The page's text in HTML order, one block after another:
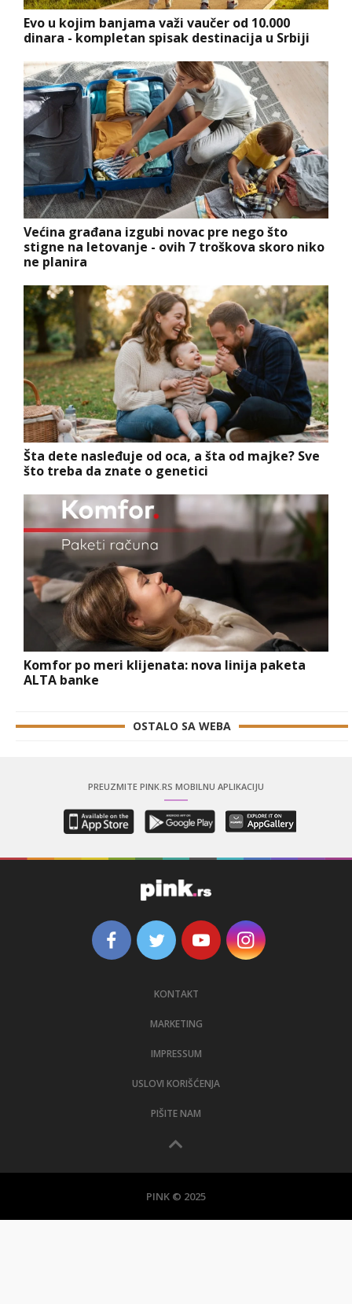
Evo u kojim banjama važi vaučer od 10.000
dinara - kompletan spisak destinacija u Srbiji
Većina građana izgubi novac pre nego što
stigne na letovanje - ovih 7 troškova skoro niko
ne planira
Šta dete nasleđuje od oca, a šta od majke? Sve
što treba da znate o genetici
Komfor po meri klijenata: nova linija paketa
ALTA banke
OSTALO SA WEBA
PREUZMITE PINK.RS MOBILNU APLIKACIJU
KONTAKT
MARKETING
IMPRESSUM
USLOVI KORIŠĆENJA
PIŠITE NAM
PINK © 2025